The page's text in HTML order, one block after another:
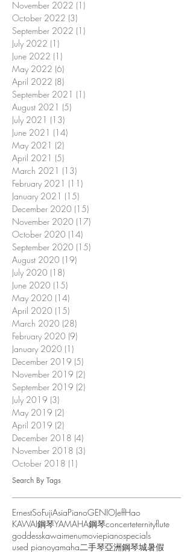
November 2022 (1)
October 2022 (3)
September 2022 (1)
July 2022 (1)
June 2022 (1)
May 2022 (6)
April 2022 (8)
September 2021 (1)
August 2021 (5)
July 2021 (13)
June 2021 (14)
May 2021 (2)
April 2021 (5)
March 2021 (13)
February 2021 (11)
January 2021 (15)
December 2020 (15)
November 2020 (17)
October 2020 (14)
September 2020 (15)
August 2020 (19)
July 2020 (18)
June 2020 (15)
May 2020 (14)
April 2020 (15)
March 2020 (28)
February 2020 (9)
January 2020 (1)
December 2019 (5)
November 2019 (2)
September 2019 (2)
July 2019 (3)
May 2019 (2)
April 2019 (2)
December 2018 (4)
November 2018 (3)
October 2018 (1)
Search By Tags
ErnestSoFujiAsiaPianoGENIOJeffHao
KAWAI鋼琴YAMAHA鋼琴concerteternityflute
goddesskawaimenumoviepianospecials
used pianoyamaha二手琴亞洲鋼琴城暑假